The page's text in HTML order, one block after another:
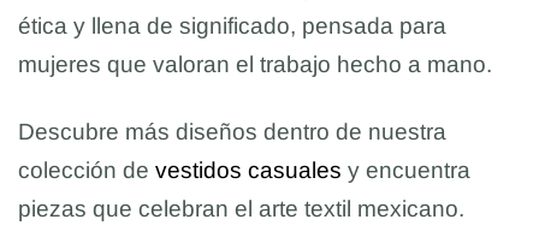
ética y llena de significado, pensada para
mujeres que valoran el trabajo hecho a mano.
Descubre más diseños dentro de nuestra
colección de vestidos casuales y encuentra
piezas que celebran el arte textil mexicano.